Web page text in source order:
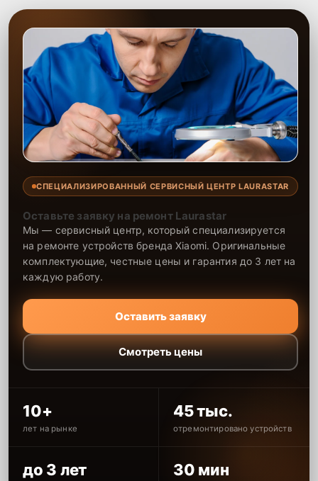
СПЕЦИАЛИЗИРОВАННЫЙ СЕРВИСНЫЙ ЦЕНТР LAURASTAR
Оставьте заявку на ремонт Laurastar
Мы — сервисный центр, который специализируется
на ремонте устройств бренда Xiaomi. Оригинальные
комплектующие, честные цены и гарантия до 3 лет на
каждую работу.
Оставить заявку
Смотреть цены
10+
лет на рынке
45 тыс.
отремонтировано устройств
до 3 лет 30 мин